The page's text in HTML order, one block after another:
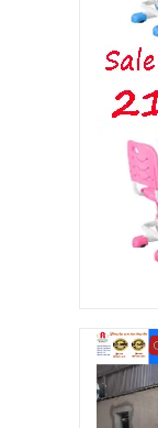
Trình
chơi
Video